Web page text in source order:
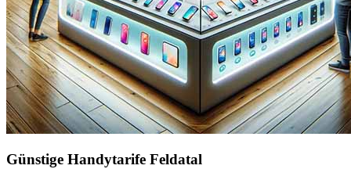
Günstige Handytarife Feldatal